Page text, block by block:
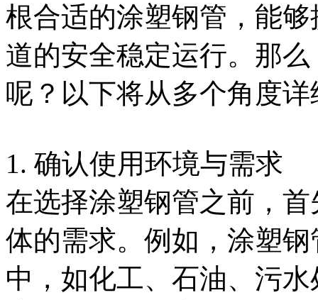
根合适的涂塑钢管，能
道的安全稳定运行。那
呢？以下将从多个角度
1. 确认使用环境与需求
在选择涂塑钢管之前，
体的需求。例如，涂塑
中，如化工、石油、污